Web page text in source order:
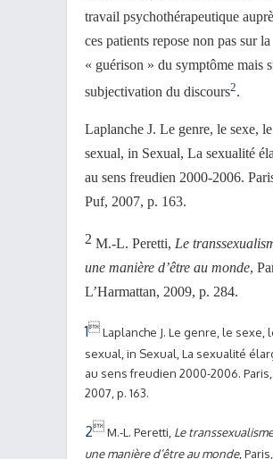
travail psychothérapeutique
ces patients repose non pas sur la
« guérison » du symptôme mais
subjectivation du discours2.
Laplanche J. Le genre, le sexe, le
sexual, in Sexual, La sexualité
au sens freudien 2000-2006.
Puf, 2007, p. 163.
2 M.-L. Peretti, Le
une manière d’être au monde,
L’Harmattan, 2009, p. 284.
1Laplanche J. Le genre, le sexe,
sexual, in Sexual, La sexualité
au sens freudien 2000-2006. Paris,
2007, p. 163.
2M.-L. Peretti, Le
une manière d’être au monde, Paris,